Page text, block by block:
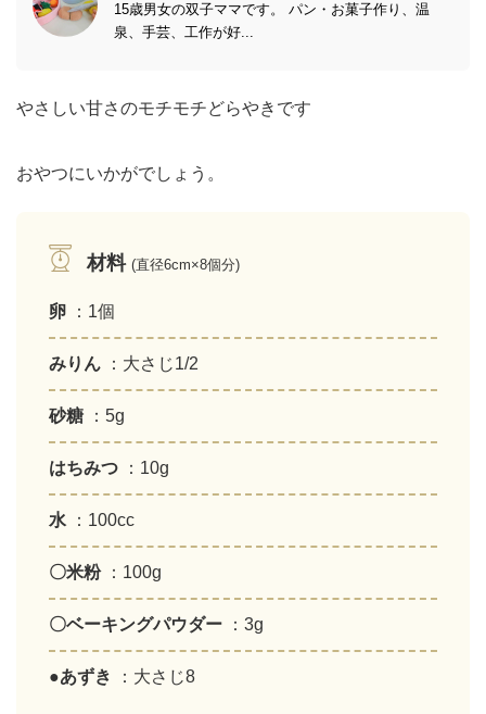
15歳男女の双子ママです。 パン・お菓子作り、温
泉、手芸、工作が好...
やさしい甘さのモチモチどらやきです
おやつにいかがでしょう。
材料 (直径6cm×8個分)
卵 ：1個
みりん ：大さじ1/2
砂糖 ：5g
はちみつ ：10g
水 ：100cc
〇米粉 ：100g
〇ベーキングパウダー ：3g
●あずき ：大さじ8